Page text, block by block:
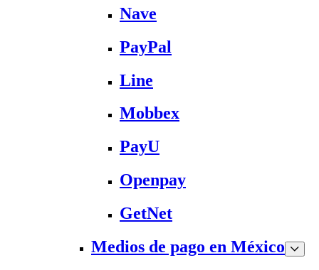
Nave
PayPal
Line
Mobbex
PayU
Openpay
GetNet
Medios de pago en México